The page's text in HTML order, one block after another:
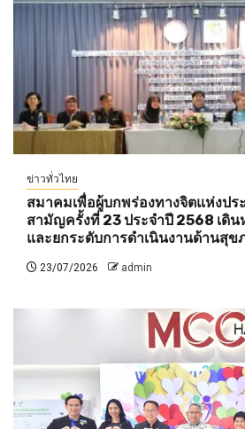
ข่าวทั่วไทย
สมาคมเพื่อผู้บกพร่องทางจิตแห่งปร
สามัญครั้งที่ 23 ประจำปี 2568 เดิ
และยกระดับการดำเนินงานด้านสุข
23/07/2026 admin